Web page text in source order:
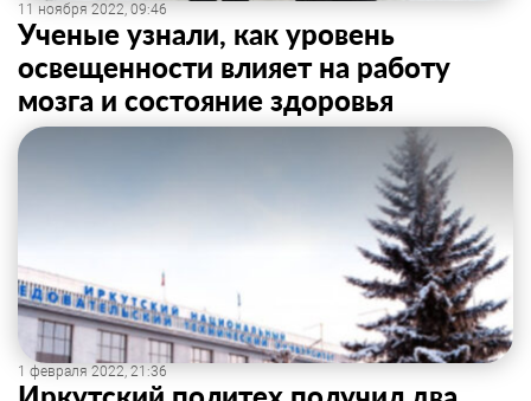
11 ноября 2022, 09:46
Ученые узнали, как уровень
освещенности влияет на работу
мозга и состояние здоровья
1 февраля 2022, 21:36